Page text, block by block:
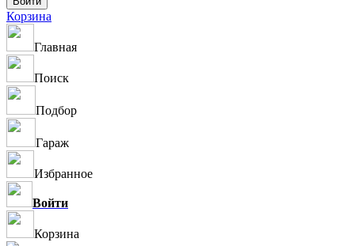
Корзина
Главная
Поиск
Подбор
Гараж
Избранное
Войти
Корзина